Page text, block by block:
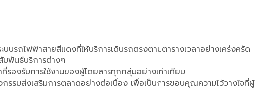
รถไฟฟ้าสายสีแดงที่ให้บริการเดินรถตรงตามตารางเวลาอย่างเคร่งครัด
มพันธ์บริการต่างๆ
องรับการใช้งานของผู้โดยสารทุกกลุ่มอย่างเท่าเทียม
รมส่งเสริมการตลาดอย่างต่อเนื่อง เพื่อเป็นการขอบคุณความไว้วางใจที่ผู้